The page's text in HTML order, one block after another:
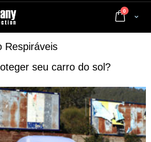
Cart
0 artigos
Respiráveis
seu carro do sol?